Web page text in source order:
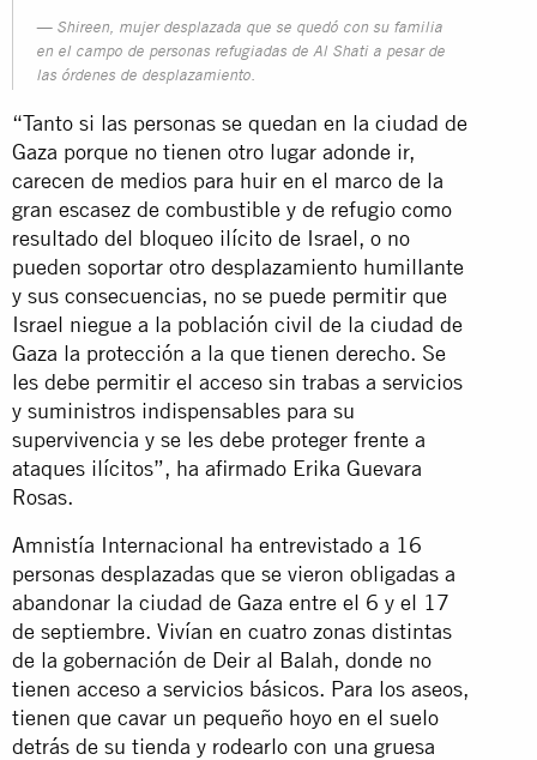
Shireen, mujer desplazada que se quedó con su familia
en el campo de personas refugiadas de Al Shati a pesar de
las órdenes de desplazamiento.
“Tanto si las personas se quedan en la ciudad de
Gaza porque no tienen otro lugar adonde ir,
carecen de medios para huir en el marco de la
gran escasez de combustible y de refugio como
resultado del bloqueo ilícito de Israel, o no
pueden soportar otro desplazamiento humillante
y sus consecuencias, no se puede permitir que
Israel niegue a la población civil de la ciudad de
Gaza la protección a la que tienen derecho. Se
les debe permitir el acceso sin trabas a servicios
y suministros indispensables para su
supervivencia y se les debe proteger frente a
ataques ilícitos”, ha afirmado Erika Guevara
Rosas.
Amnistía Internacional ha entrevistado a 16
personas desplazadas que se vieron obligadas a
abandonar la ciudad de Gaza entre el 6 y el 17
de septiembre. Vivían en cuatro zonas distintas
de la gobernación de Deir al Balah, donde no
tienen acceso a servicios básicos. Para los aseos,
tienen que cavar un pequeño hoyo en el suelo
detrás de su tienda y rodearlo con una gruesa